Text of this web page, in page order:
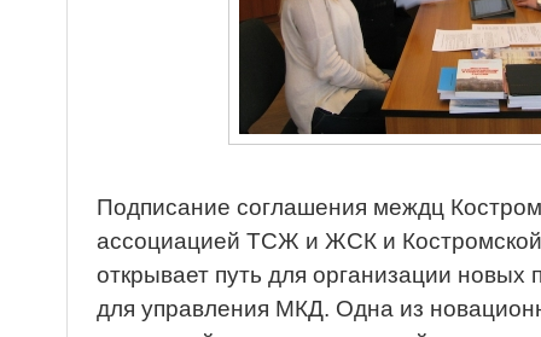
Подписание соглашения междц
ассоциацией ТСЖ и ЖСК и
открывает путь для организации новых
для управления МКД. Одна из